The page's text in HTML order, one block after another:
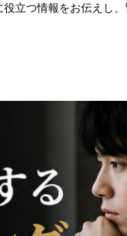
立つ情報をお伝えし